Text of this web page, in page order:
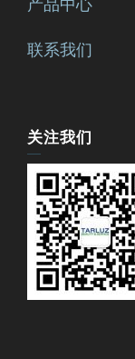
联系我们
关注我们